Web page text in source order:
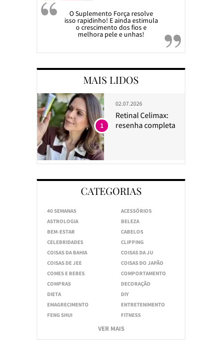
O Suplemento Força resolve
isso rapidinho! E ainda estimula
o crescimento dos fios e
melhora pele e unhas!
MAIS LIDOS
02.07.2026
Retinal Celimax:
resenha completa
1
CATEGORIAS
40 SEMANAS
ACESSÓRIOS
ASTROLOGIA
BELEZA
BEM-ESTAR
CABELOS
CELEBRIDADES
CLIPPING
COISAS DA BAHIA
COISAS DA JU
COISAS DE JEE
COISAS DO JAPÃO
COMES E BEBES
COMPORTAMENTO
COMPRAS
DECORAÇÃO
DIETA
DIY
EMAGRECIMENTO
ENTRETENIMENTO
FENG SHUI
FITNESS
VER MAIS